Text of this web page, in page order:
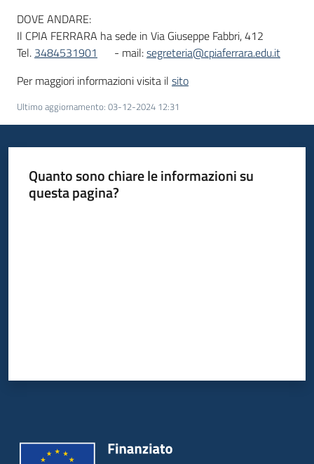
DOVE ANDARE:
Il CPIA FERRARA ha sede in Via Giuseppe Fabbri, 412
Tel. 3484531901 - mail:segreteria@cpiaferrara.edu.it
Per maggiori informazioni visita il sito
Ultimo aggiornamento: 03-12-2024 12:31
Quanto sono chiare le informazioni su
questa pagina?